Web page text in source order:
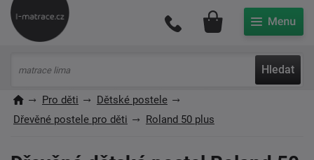
Hledat
Můj účet
Pro děti
Dětské postele
Dřevěné postele pro děti
Roland 50 plus